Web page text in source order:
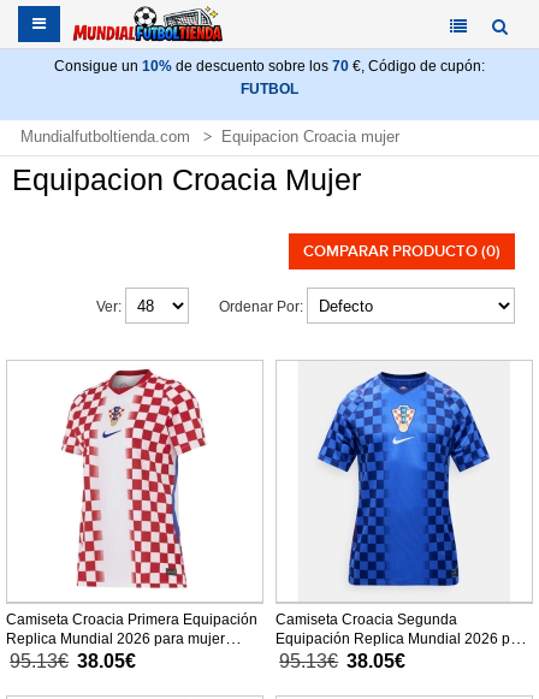
Consigue un 10% de descuento sobre los 70 €, Código de cupón:
FUTBOL
Mundialfutboltienda.com Equipacion Croacia mujer
Equipacion Croacia Mujer
COMPARAR PRODUCTO (0)
Ordenar Por:
Ver:
Camiseta Croacia Primera Equipación
Replica Mundial 2026 para mujer
mangas cortas
95.13€ 38.05€
Camiseta Croacia Segunda
Equipación Replica Mundial 2026 para
mujer mangas cortas
95.13€ 38.05€